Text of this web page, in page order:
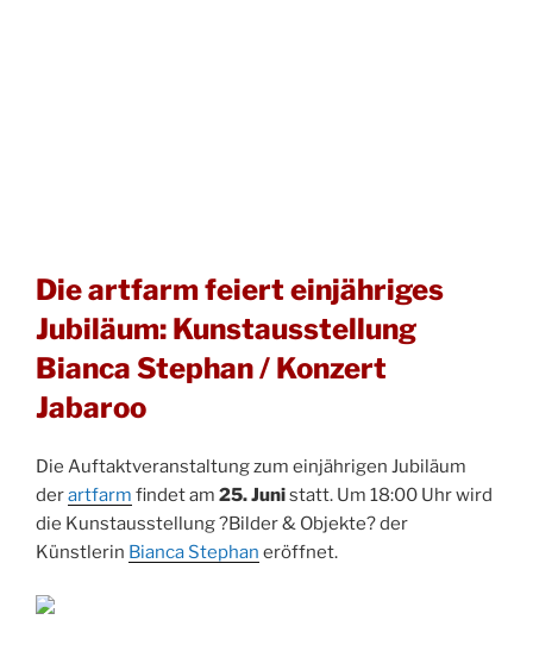
Die artfarm feiert einjähriges
Jubiläum: Kunstausstellung
Bianca Stephan / Konzert
Jabaroo
Die Auftaktveranstaltung zum einjährigen Jubiläum
derartfarm findet am 25. Junistatt. Um 18:00 Uhr wird
die Kunstausstellung ?Bilder & Objekte? der
Künstlerin Bianca Stephan eröffnet.